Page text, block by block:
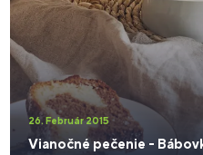
26. Február 2015
Vianočné pečenie -